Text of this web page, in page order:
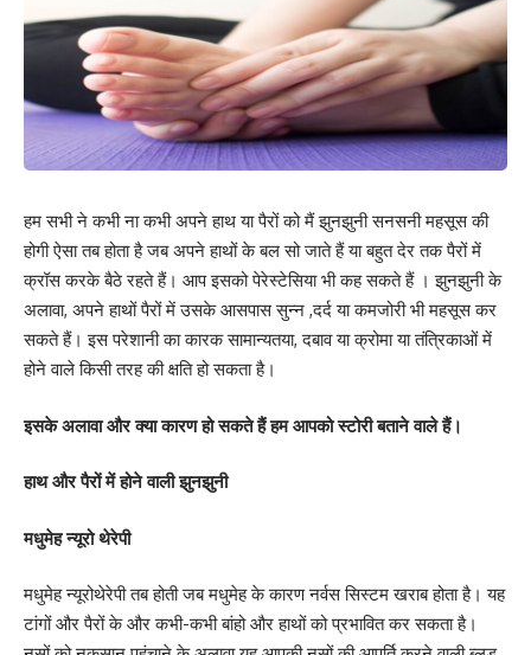
हम सभी ने कभी ना कभी अपने हाथ या पैरों को मैं झुनझुनी सनसनी महसूस की
होगी ऐसा तब होता है जब अपने हाथों के बल सो जाते हैं या बहुत देर तक पैरों में
क्रॉस करके बैठे रहते हैं। आप इसको पेरेस्टेसिया भी कह सकते हैं । झुनझुनी के
अलावा, अपने हाथों पैरों में उसके आसपास सुन्न ,दर्द या कमजोरी भी महसूस कर
सकते हैं। इस परेशानी का कारक सामान्यतया, दबाव या क्रोमा या तंत्रिकाओं में
होने वाले किसी तरह की क्षति हो सकता है।
इसके अलावा और क्या कारण हो सकते हैं हम आपको स्टोरी बताने वाले हैं।
हाथ और पैरों में होने वाली झुनझुनी
मधुमेह न्यूरो थेरेपी
मधुमेह न्यूरोथेरेपी तब होती जब मधुमेह के कारण नर्वस सिस्टम खराब होता है। यह
टांगों और पैरों के और कभी-कभी बांहो और हाथों को प्रभावित कर सकता है।